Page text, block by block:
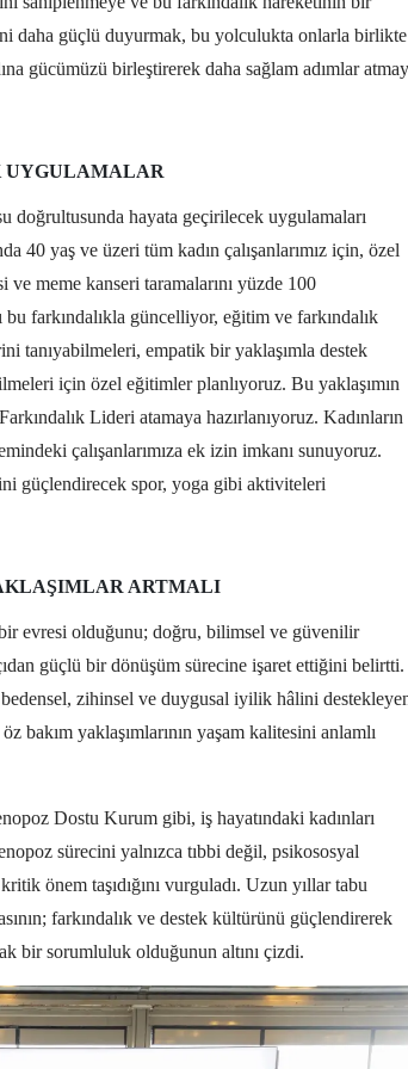
daha güçlü duyurmak, bu yolculukta onlarla birlikte
gücümüzü birleştirerek daha sağlam adımlar
UYGULAMALAR
doğrultusunda hayata geçirilecek uygulamaları
40 yaş ve üzeri tüm kadın çalışanlarımız için, özel
ve meme kanseri taramalarını yüzde 100
bu farkındalıkla güncelliyor, eğitim ve farkındalık
tanıyabilmeleri, empatik bir yaklaşımla destek
için özel eğitimler planlıyoruz. Bu yaklaşımın
Lideri atamaya hazırlanıyoruz. Kadınların
çalışanlarımıza ek izin imkanı sunuyoruz.
güçlendirecek spor, yoga gibi aktiviteleri
ARTMALI
evresi olduğunu; doğru, bilimsel ve güvenilir
güçlü bir dönüşüm sürecine işaret ettiğini belirtti.
zihinsel ve duygusal iyilik hâlini
bakım yaklaşımlarının yaşam kalitesini anlamlı
Dostu Kurum gibi, iş hayatındaki kadınları
sürecini yalnızca tıbbi değil, psikososyal
önem taşıdığını vurguladı. Uzun yıllar tabu
farkındalık ve destek kültürünü güçlendirerek
bir sorumluluk olduğunun altını çizdi.